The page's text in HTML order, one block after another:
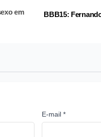
em
BBB15:
E-mail *